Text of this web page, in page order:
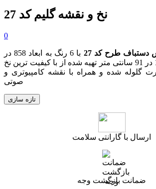
نخ و نقشه گلیم کد 27
0
دستباف طرح کد 27
با 6 رنگ به ابعاد 858 در
600 گره و سایز 130 در 91 سانتی متر تهیه شده از با کیفیت ترین نخ
گلوله شده و همراه با نقشه کامپیوتری و
صوتی
ارسال با گارانتی سلامت
ضمانت بازگشت وجه